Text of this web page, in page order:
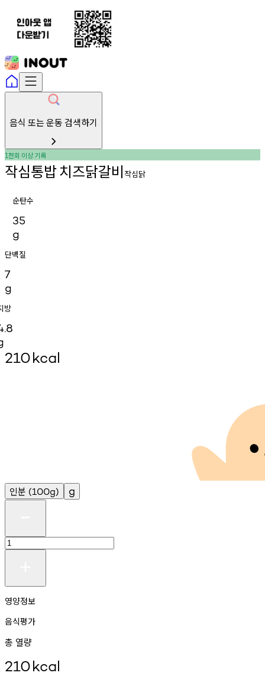
음식 또는 운동 검색하기
1천회 이상기록
작심통밥치즈닭갈비 작심닭
순탄수
35
g
단백질
7
g
방
210kcal
인분 (100g) g
영양정보
음식평가
총 열량
210kcal